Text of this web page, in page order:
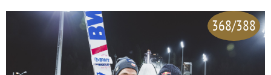
368/388